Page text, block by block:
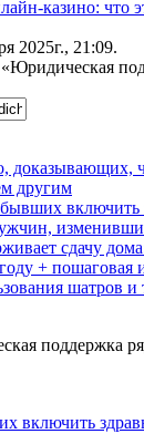
казино: что
2025г., 21:09.
доказывающих,
другим
сдачу
+ пошаговая
шатров и
поддержка
включить